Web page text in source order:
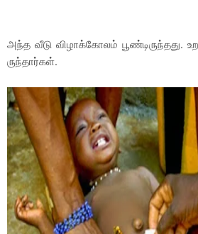
அந்த வீடு விழாக்கோலம் பூண்டிருந்தது.
ருந்தார்கள்.